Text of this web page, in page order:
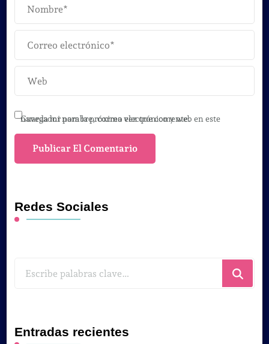
Guarda mi nombre, correo electrónico y web en este navegador para la próxima vez que comente.
Redes Sociales
Entradas recientes